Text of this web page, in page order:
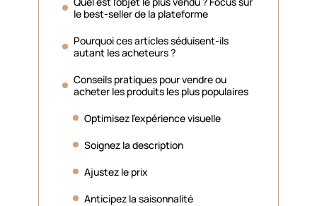
le best-seller de la plateforme
Pourquoi ces articles séduisent-ils
autant les acheteurs ?
Conseils pratiques pour vendre ou
acheter les produits les plus populaires
Optimisez l’expérience visuelle
Soignez la description
Ajustez le prix
Anticipez la saisonnalité